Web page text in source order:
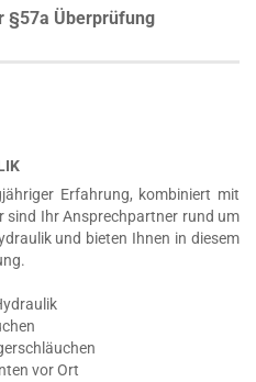
§57a Überprüfung
Erfahrung, kombiniert mit
sind Ihr Ansprechpartner rund um
und bieten Ihnen in diesem
vor Ort